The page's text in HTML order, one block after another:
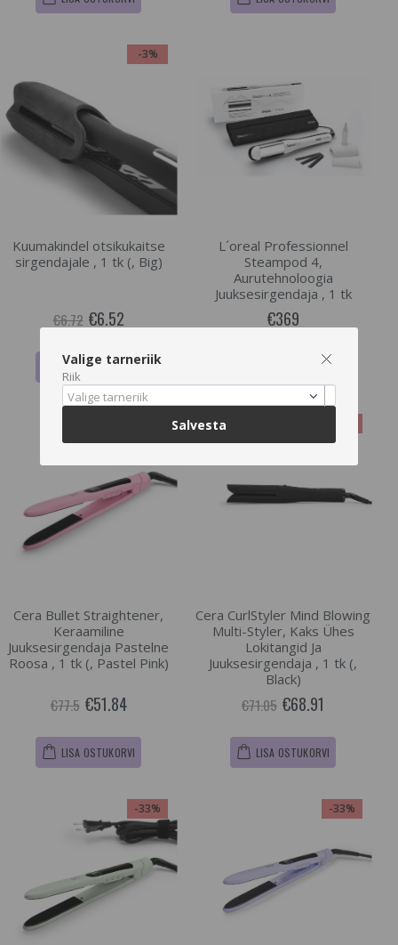
-3%
Kuumakindel otsikukaitse
sirgendajale , 1 tk (, Big)
€6.72 €6.52
LISA OSTUKORVI
L´oreal Professionnel
Steampod 4,
Aurutehnoloogia
Juuksesirgendaja , 1 tk
€369
LISA OSTUKORVI
Cera Bullet Straightener,
Keraamiline
Juuksesirgendaja Pastelne
Roosa , 1 tk (, Pastel Pink)
€77.5 €51.84
LISA OSTUKORVI
Cera CurlStyler Mind Blowing
Multi-Styler, Kaks Ühes
Lokitangid Ja
Juuksesirgendaja , 1 tk (,
Black)
€71.05 €68.91
LISA OSTUKORVI
-33% -33%
Valige tarneriik
Riik
Valige tarneriik
Salvesta